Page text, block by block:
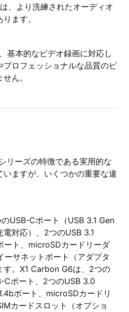
、より洗練されたオーディオ
ます。
基本的なビデオ録画に対応し
ロフェッショナルな品質のビ
ん。
リーズの特徴である実用的な
ますが、いくつかの重要な違
USB-Cポート（USB 3.1 Gen
対応）、2つのUSB 3.1
ト、microSDカードリーダ
サネットポート（アダプタ
す。X1 Carbon G6は、2つの
ポート、2つのUSB 3.0
ポート、microSDカードリ
カードスロット（オプショ